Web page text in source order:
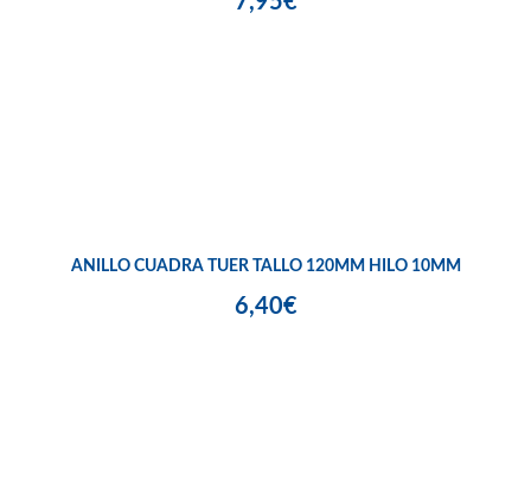
ANILLO CUADRA TUER TALLO 120MM HILO 10MM
6,40€